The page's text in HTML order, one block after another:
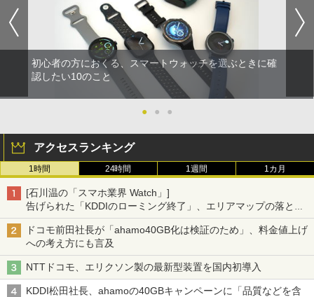
初心者の方におくる、スマートウォッチを選ぶときに確
認したい10のこと
● ● ●
アクセスランキング
1時間 24時間 1週間 1カ月
[石川温の「スマホ業界 Watch」]
告げられた「KDDIのローミング終了」、エリアマップの落とし
穴と楽天モバイルの課題
ドコモ前田社長が「ahamo40GB化は検証のため」、料金値上げ
への考え方にも言及
NTTドコモ、エリクソン製の最新型装置を国内初導入
KDDI松田社長、ahamoの40GBキャンペーンに「品質などを含